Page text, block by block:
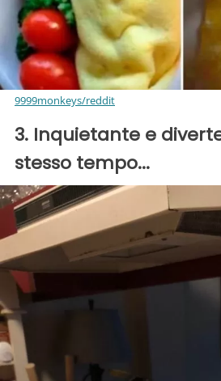
9999monkeys/reddit
3. Inquietante e
stesso tempo...